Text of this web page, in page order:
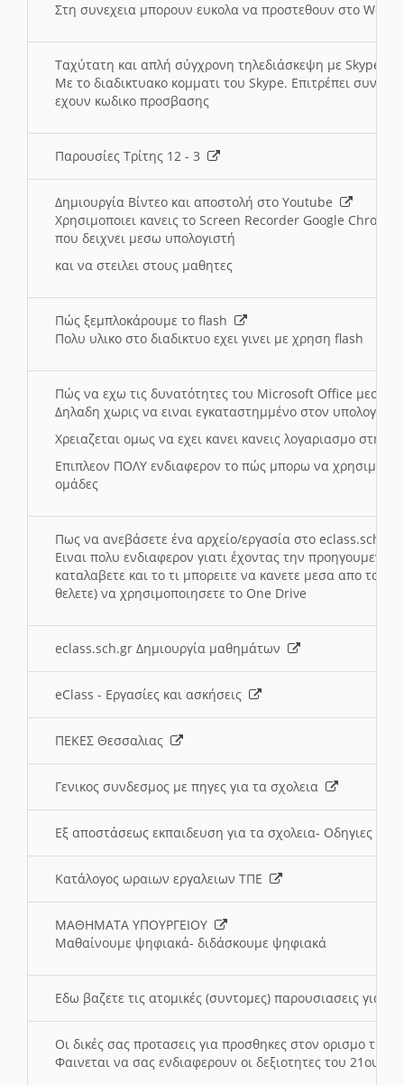
Στη συνεχεια μπορουν ευκολα να προστεθουν στο Word
Ταχύτατη και απλή σύγχρονη τηλεδιάσκεψη με Skype
Με το διαδικτυακο κομματι του Skype. Επιτρέπει
εχουν κωδικο προσβασης
Παρουσίες Τρίτης 12 - 3
Δημιουργία Βίντεο και αποστολή στο Youtube
Χρησιμοποιει κανεις το Screen Recorder Google Chrome
που δειχνει μεσω υπολογιστή
και να στειλει στους μαθητες
Πώς ξεμπλοκάρουμε το flash
Πολυ υλικο στο διαδικτυο εχει γινει με χρηση flash
Πώς να εχω τις δυνατότητες του Microsoft Office μεσω
Δηλαδη χωρις να ειναι εγκαταστημμένο στον
Χρειαζεται ομως να εχει κανει κανεις λογαριασμο στη
Επιπλεον ΠΟΛΥ ενδιαφερον το πώς μπορω να
ομάδες
Πως να ανεβάσετε ένα αρχείο/εργασία στο eclass.sch.gr
Ειναι πολυ ενδιαφερον γιατι έχοντας την
καταλαβετε και το τι μπορειτε να κανετε μεσα απο το
θελετε) να χρησιμοποιησετε το One Drive
eclass.sch.gr Δημιουργία μαθημάτων
eClass - Εργασίες και ασκήσεις
ΠΕΚΕΣ Θεσσαλιας
Γενικος συνδεσμος με πηγες για τα σχολεια
Εξ αποστάσεως εκπαιδευση για τα σχολεια- Οδηγιες
Κατάλογος ωραιων εργαλειων ΤΠΕ
ΜΑΘΗΜΑΤΑ ΥΠΟΥΡΓΕΙΟΥ
Μαθαίνουμε ψηφιακά- διδάσκουμε ψηφιακά
Εδω βαζετε τις ατομικές (συντομες) παρουσιασεις για
Οι δικές σας προτασεις για προσθηκες στον ορισμο
Φαινεται να σας ενδιαφερουν οι δεξιοτητες του 21ου